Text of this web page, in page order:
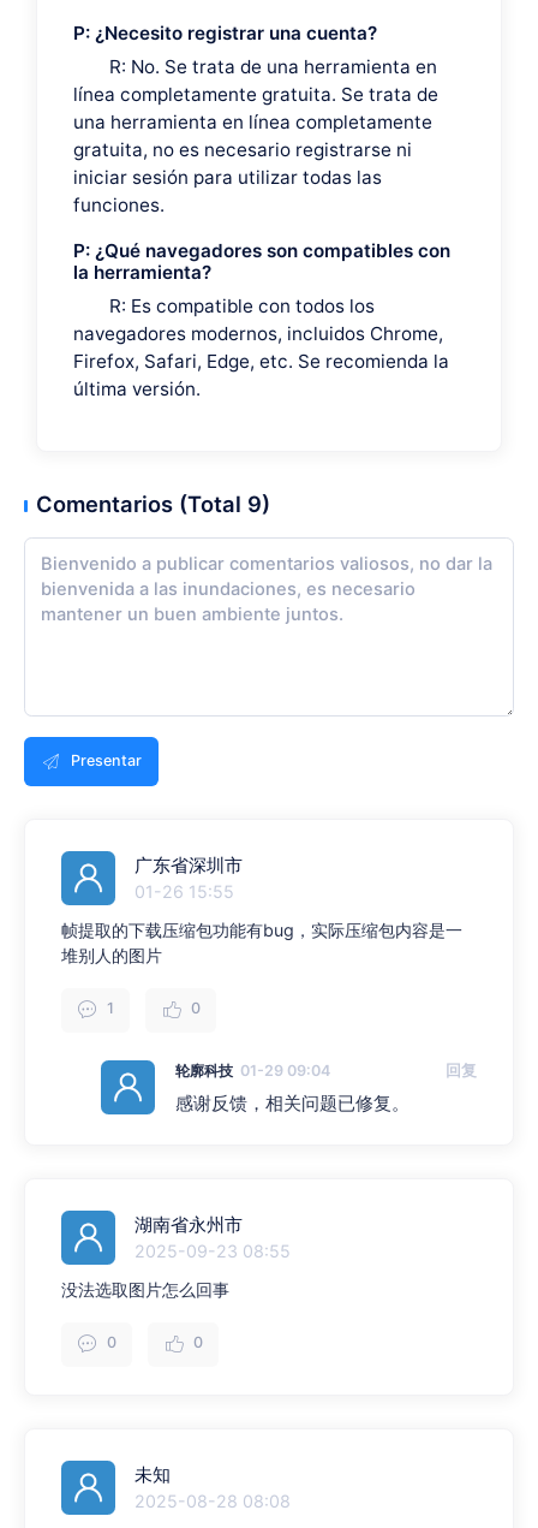
P: ¿Necesito registrar una cuenta?
R: No. Se trata de una herramienta en
línea completamente gratuita. Se trata de
una herramienta en línea completamente
gratuita, no es necesario registrarse ni
iniciar sesión para utilizar todas las
funciones.
P: ¿Qué navegadores son compatibles con
la herramienta?
R: Es compatible con todos los
navegadores modernos, incluidos Chrome,
Firefox, Safari, Edge, etc. Se recomienda la
última versión.
Comentarios (Total 9)
Presentar
广东省深圳市
01-26 15:55
帧提取的下载压缩包功能有bug，实际压缩包内容是一
堆别人的图片
1 0
轮廓科技 01-29 09:04 回复
感谢反馈，相关问题已修复。
湖南省永州市
2025-09-23 08:55
没法选取图片怎么回事
0 0
未知
2025-08-28 08:08